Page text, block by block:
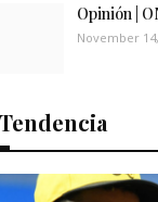
Opinión |
November